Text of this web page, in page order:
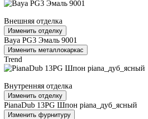
Внешняя отделка
Изменить отделку
Baya PG3 Эмаль 9001
Изменить металлокаркас
Trend
Внутренняя отделка
Изменить отделку
PianaDub 13PG Шпон piana_дуб_ясный
Изменить фурнитуру